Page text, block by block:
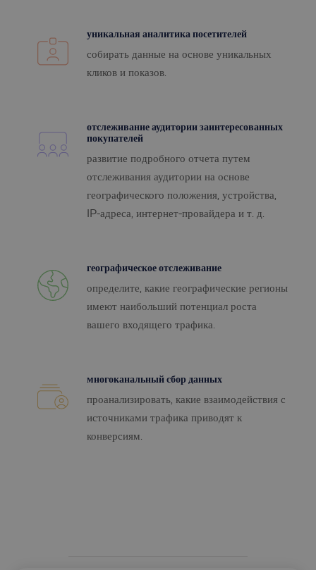
уникальная аналитика посетителей
собирать данные на основе уникальных
кликов и показов.
отслеживание аудитории заинтересованных
покупателей
развитие подробного отчета путем
отслеживания аудитории на основе
географического положения, устройства,
IP-адреса, интернет-провайдера и т. д.
географическое отслеживание
определите, какие географические регионы
имеют наибольший потенциал роста
вашего входящего трафика.
многоканальный сбор данных
проанализировать, какие взаимодействия с
источниками трафика приводят к
конверсиям.